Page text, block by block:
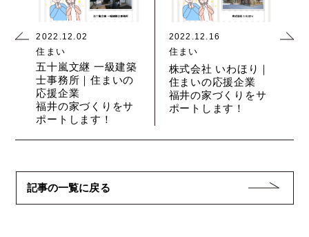
2022.12.02
住まい
五十嵐文継 一級建築
士事務所｜住まいの
応援企業
福井の家づくりをサ
ポートします！
2022.12.16
住まい
株式会社 いわほり｜
住まいの応援企業
福井の家づくりをサ
ポートします！
記事の一覧に戻る